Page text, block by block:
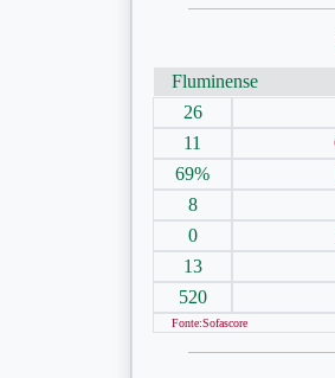
Fluminense
26
11
69%
8
0
13
520
Fonte:Sofascore